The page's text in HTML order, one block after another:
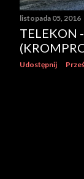
listopada 05, 2016
TELEKON
Udostępnij